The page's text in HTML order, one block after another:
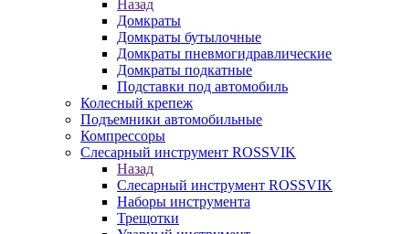
Назад
Домкраты
Домкраты бутылочные
Домкраты пневмогидравлические
Домкраты подкатные
Подставки под автомобиль
Колесный крепеж
Подъемники автомобильные
Компрессоры
Слесарный инструмент ROSSVIK
Назад
Слесарный инструмент ROSSVIK
Наборы инструмента
Трещотки